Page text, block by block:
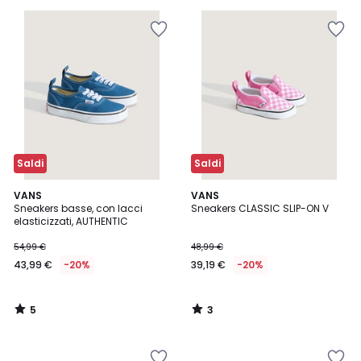
Saldi
VANS
Sneakers basse, con lacci
elasticizzati, AUTHENTIC
54,99 €
43,99 € -20%
5
/
5
5
/
Saldi
VANS
Sneakers CLASSIC SLIP-ON V
48,99 €
39,19 € -20%
3
/
3
/